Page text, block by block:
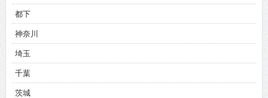
都下
神奈川
埼玉
千葉
茨城